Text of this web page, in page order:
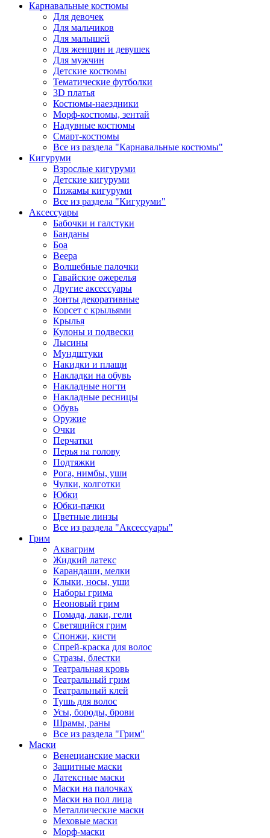
Карнавальные костюмы
Для девочек
Для мальчиков
Для малышей
Для женщин и девушек
Для мужчин
Детские костюмы
Тематические футболки
3D платья
Костюмы-наездники
Морф-костюмы, зентай
Надувные костюмы
Смарт-костюмы
Все из раздела "Карнавальные костюмы"
Кигуруми
Взрослые кигуруми
Детские кигуруми
Пижамы кигуруми
Все из раздела "Кигуруми"
Аксессуары
Бабочки и галстуки
Банданы
Боа
Веера
Волшебные палочки
Гавайские ожерелья
Другие аксессуары
Зонты декоративные
Корсет с крыльями
Крылья
Кулоны и подвески
Лысины
Мундштуки
Накидки и плащи
Накладки на обувь
Накладные ногти
Накладные ресницы
Обувь
Оружие
Очки
Перчатки
Перья на голову
Подтяжки
Рога, нимбы, уши
Чулки, колготки
Юбки
Юбки-пачки
Цветные линзы
Все из раздела "Аксессуары"
Грим
Аквагрим
Жидкий латекс
Карандаши, мелки
Клыки, носы, уши
Наборы грима
Неоновый грим
Помада, лаки, гели
Светящийся грим
Спонжи, кисти
Спрей-краска для волос
Стразы, блестки
Театральная кровь
Театральный грим
Театральный клей
Тушь для волос
Усы, бороды, брови
Шрамы, раны
Все из раздела "Грим"
Маски
Венецианские маски
Защитные маски
Латексные маски
Маски на палочках
Маски на пол лица
Металлические маски
Меховые маски
Морф-маски